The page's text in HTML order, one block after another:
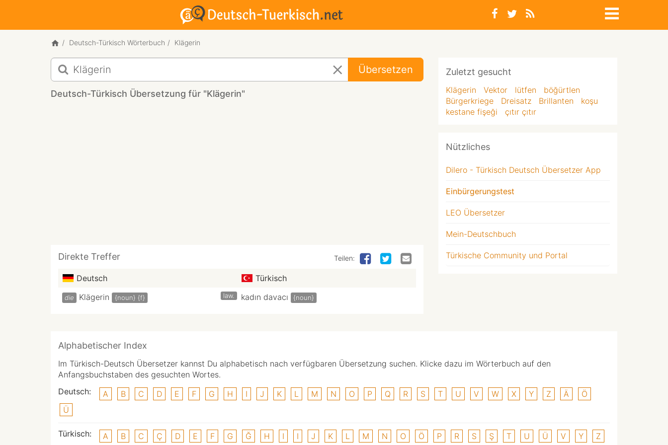
Deutsch-Türkisch Wörterbuch Klägerin
Deutsch-
Türkisch
Übersetzung
für
Übersetzen
Deutsch-Türkisch Übersetzung für "Klägerin"
Direkte Treffer Teilen:
Deutsch Türkisch
die Klägerin {noun} {f} law. kadın davacı {noun}
Zuletzt gesucht
Klägerin Vektor lütfen
böğürtlen
Bürgerkriege
Dreisatz Brillanten
koşu
kestane fişeği
çıtır çıtır
Nützliches
Dilero - Türkisch Deutsch Übersetzer App
Einbürgerungstest
LEO Übersetzer
Mein-Deutschbuch
Türkische Community und Portal
Alphabetischer Index
Im Türkisch-Deutsch Übersetzer kannst Du alphabetisch nach verfügbaren Übersetzung suchen. Klicke dazu im Wörterbuch auf den
Anfangsbuchstaben des gesuchten Wortes.
Deutsch:
A B C D E F G H I J K L M N O P Q R S T U V W X Y Z Ä
Ö
Ü
Türkisch: A B C Ç D E F G Ğ H I I J K L M N O Ö P R S Ş T U Ü V Y Z